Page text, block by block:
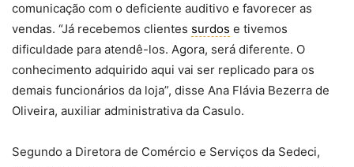
comunicação com o deficiente auditivo e favorecer as
vendas. “Já recebemos clientes surdos e tivemos
dificuldade para atendê-los. Agora, será diferente. O
conhecimento adquirido aqui vai ser replicado para os
demais funcionários da loja”, disse Ana Flávia Bezerra de
Oliveira, auxiliar administrativa da Casulo.
Segundo a Diretora de Comércio e Serviços da Sedeci,